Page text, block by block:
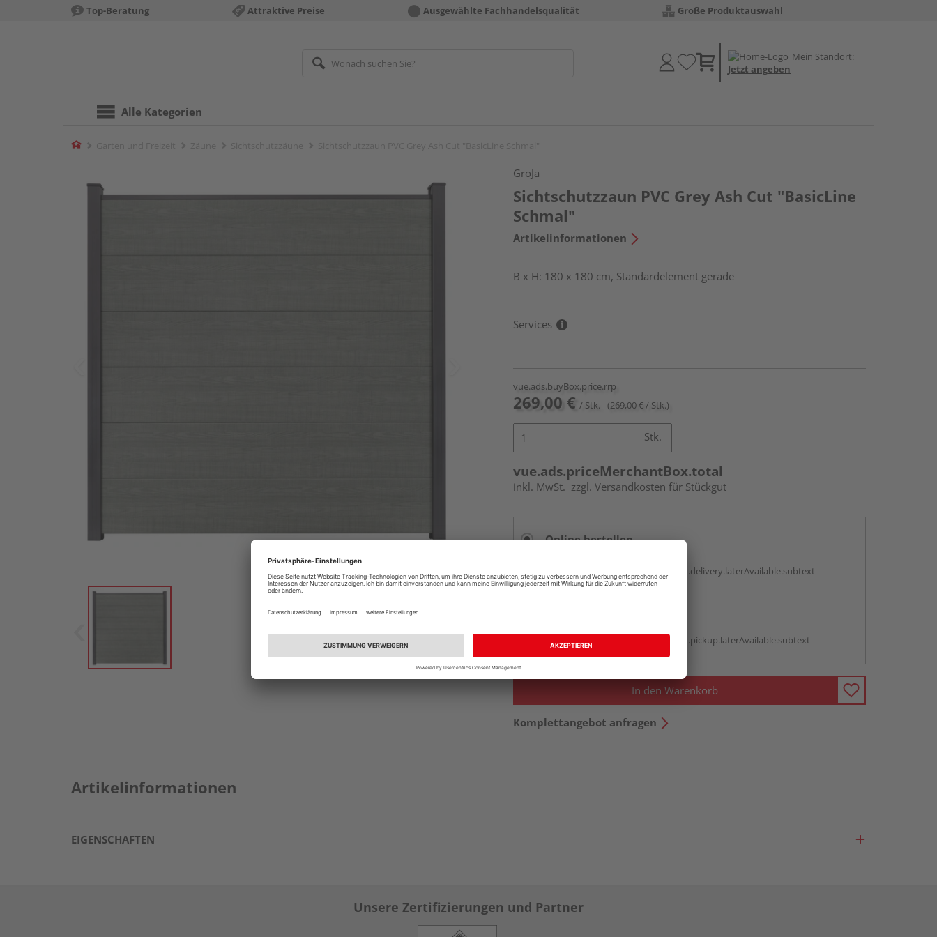
Top-Beratung Attraktive Preise Ausgewählte Fachhandelsqualität Große Produktauswahl
Mein Standort:
Jetzt angeben
Alle Kategorien
Home
GroJa
Sichtschutzzaun PVC Grey Ash Cut "BasicLine
Schmal"
Artikelinformationen
B x H: 180 x 180 cm, Standardelement gerade
Services
vue.ads.buyBox.price.rrp
269,00 € / Stk. (269,00 € / Stk.)
Stk.
vue.ads.priceMerchantBox.total
inkl. MwSt. zzgl. Versandkosten für Stückgut
Online bestellen
vue.ads.priceMerchantBox.option.delivery.laterAvailable.subtext
vue.ads.priceMerchantBox.option.pickup.laterAvailable.subtext
In den Warenkorb
Komplettangebot anfragen
Artikelinformationen
EIGENSCHAFTEN
Unsere Zertifizierungen und Partner